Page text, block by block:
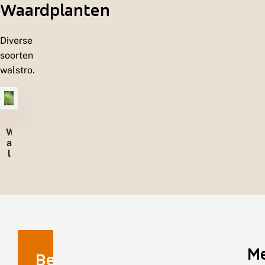
e
n
Waardplanten
Diverse
soorten
walstro.
W
a
l
o
Benaming